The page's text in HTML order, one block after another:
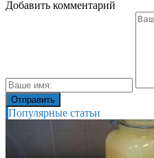
Добавить комментарий
Популярные статьи